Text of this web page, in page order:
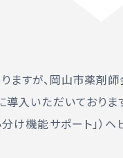
すが、岡山市薬剤師
導入いただいており
分け機能サポート」）